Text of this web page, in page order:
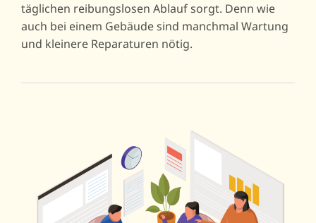
täglichen reibungslosen Ablauf sorgt. Denn wie
auch bei einem Gebäude sind manchmal Wartung
und kleinere Reparaturen nötig.